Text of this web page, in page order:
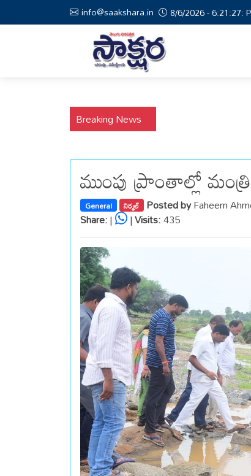
info@saakshara.in 8/6/2026 - 6:21:28:
Breaking News
ముంపు ప్రాంతాల్లో
General నిర్మల్ Posted byFaheem
Share:| |Visits:435